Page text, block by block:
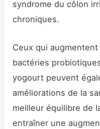
syndrome du côlon
chroniques.
Ceux qui
bactéries
yogourt peuvent
améliorations de la
meilleur équilibre de
entraîner une